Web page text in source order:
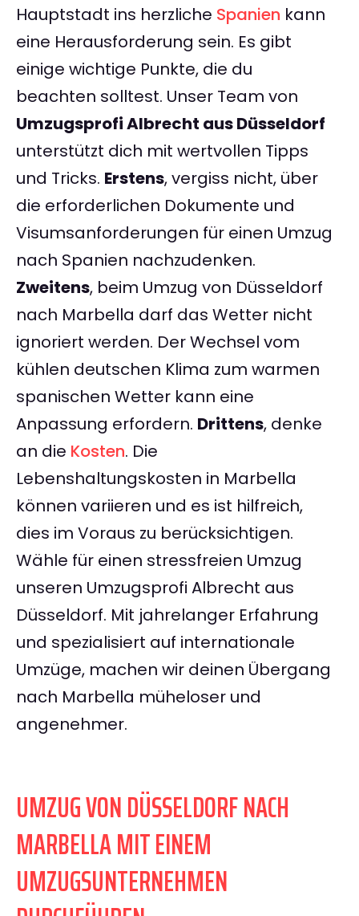
Hauptstadt ins herzliche Spanien kann
eine Herausforderung sein. Es gibt
einige wichtige Punkte, die du
beachten solltest. Unser Team von
Umzugsprofi Albrecht aus Düsseldorf
unterstützt dich mit wertvollen Tipps
und Tricks. Erstens, vergiss nicht, über
die erforderlichen Dokumente und
Visumsanforderungen für einen Umzug
nach Spanien nachzudenken.
Zweitens, beim Umzug von Düsseldorf
nach Marbella darf das Wetter nicht
ignoriert werden. Der Wechsel vom
kühlen deutschen Klima zum warmen
spanischen Wetter kann eine
Anpassung erfordern. Drittens, denke
an die Kosten. Die
Lebenshaltungskosten in Marbella
können variieren und es ist hilfreich,
dies im Voraus zu berücksichtigen.
Wähle für einen stressfreien Umzug
unseren Umzugsprofi Albrecht aus
Düsseldorf. Mit jahrelanger Erfahrung
und spezialisiert auf internationale
Umzüge, machen wir deinen Übergang
nach Marbella müheloser und
angenehmer.
UMZUG VON DÜSSELDORF NACH
MARBELLA MIT EINEM
UMZUGSUNTERNEHMEN